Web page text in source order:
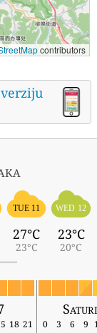
contributors
TUE 11
27°C
23°C
WED 12
23°C
20°C
18 21 0 3 6 9